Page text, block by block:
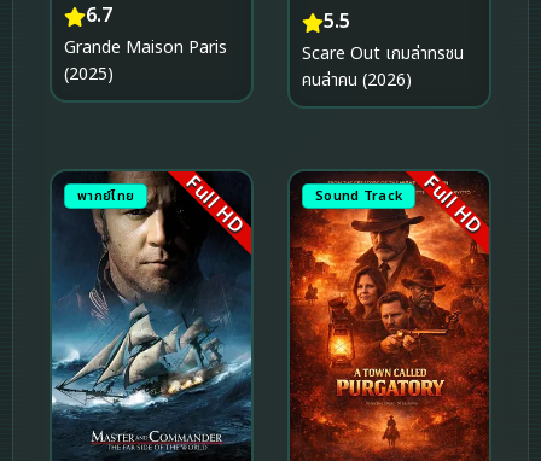
6.7
Grande Maison Paris
(2025)
5.5
Scare Out เกมล่าทรชน
คนล่าคน (2026)
พากย์ไทย Full HD Sound Track Full HD